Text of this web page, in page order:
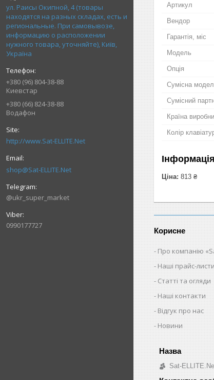
ул. Раисы Окипной, 4 (товары
находятся на разных складах, есть и
региональные. При самовывозе,
информацию о расположении
нужного товара, уточняйте), Київ,
Україна
+380 (96) 804-38-88
Киевстар
+380 (66) 824-38-88
Водафон
http://www.Sat-ELLITE.Net
shop@Sat-ELLITE.Net
@ukr_super_market
0990177727
Артикул
Вендор
Гарантія, міс
Мoдель
Опція
Сумісна
Сумісний
Країна
Колір
Ціна: 813 ₴
Корисне
Про компанію
Наші прайс-листи
Статті та огляди
Наші контакти
Відгук про нас
Новини
Sat-